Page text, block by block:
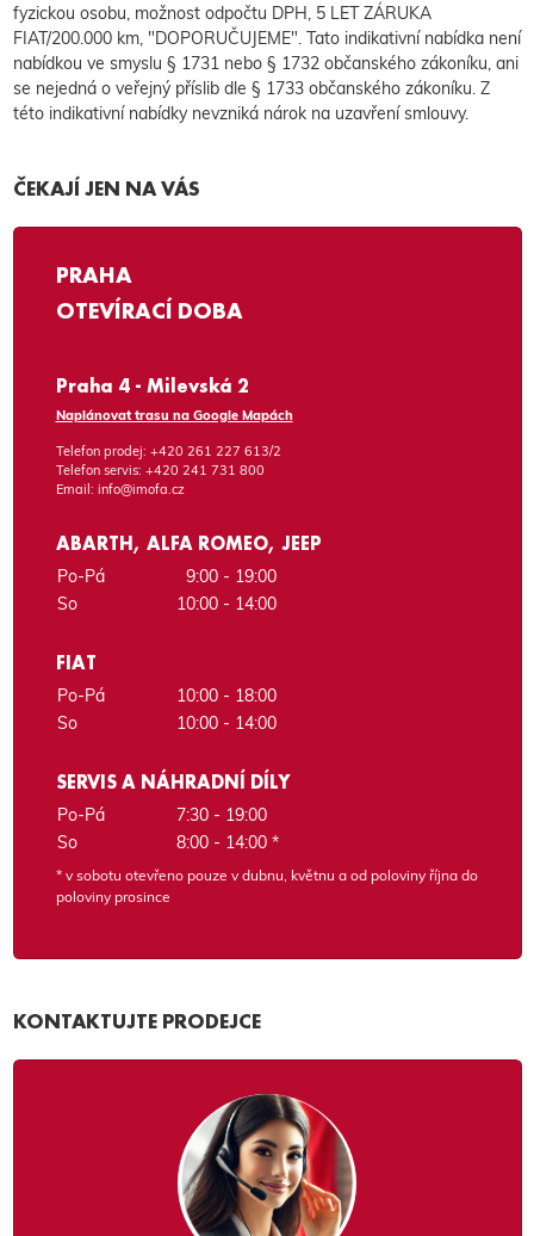
fyzickou osobu, možnost odpočtu DPH, 5 LET ZÁRUKA
FIAT/200.000 km, "DOPORUČUJEME". Tato indikativní nabídka není
nabídkou ve smyslu § 1731 nebo § 1732 občanského zákoníku, ani
se nejedná o veřejný příslib dle § 1733 občanského zákoníku. Z
této indikativní nabídky nevzniká nárok na uzavření smlouvy.
ČEKAJÍ JEN NA VÁS
PRAHA
OTEVÍRACÍ DOBA
Praha 4 - Milevská 2
Naplánovat trasu na Google Mapách
Telefon prodej: +420 261 227 613/2
Telefon servis: +420 241 731 800
Email: info@imofa.cz
ABARTH, ALFA ROMEO, JEEP
Po-Pá
9:00 - 19:00
So
10:00 - 14:00
FIAT
Po-Pá
10:00 - 18:00
So
10:00 - 14:00
SERVIS A NÁHRADNÍ DÍLY
Po-Pá
7:30 - 19:00
So
8:00 - 14:00 *
* v sobotu otevřeno pouze v dubnu, květnu a od poloviny října do
poloviny prosince
KONTAKTUJTE PRODEJCE